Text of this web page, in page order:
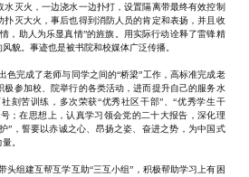
灭火，一边浇水一边扑打，设置隔离带最终有效控制
扑灭大火，事后也得到消防人员的肯定和表扬，并且收
，助人为乐显真情”的旌旗。用实际行动诠释了雷锋精
貌。事迹也是被书院和校媒体广泛传播。
色完成了老师与同学之间的“桥梁”工作，高标准完成老
极参加校、院举行的各类活动，进而提升自己的服务水
刻苦训练，多次荣获“优秀社区干部”、“优秀学生干
；在思想上，认真学习领会党的二十大报告，深化理
”，誓要以赤诚之心、昂扬之姿、奋进之势，为中国式
。
头组建互帮互学互助“三互小组”，积极帮助学习上有困